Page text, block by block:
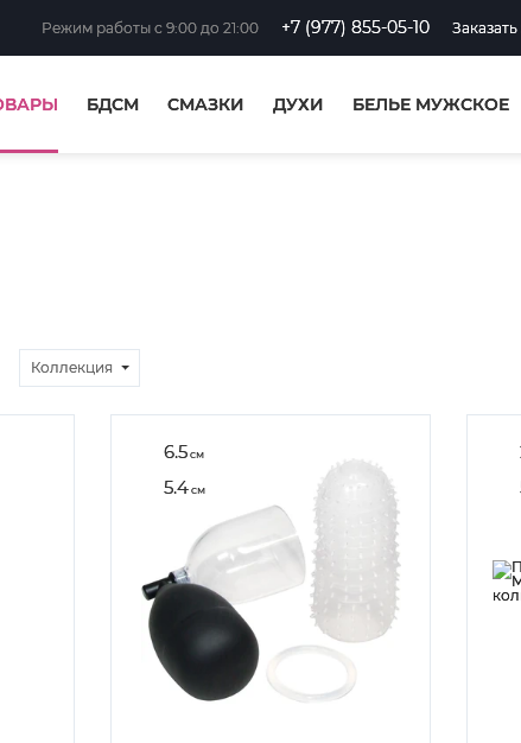
Режим работы с 9:00 до 21:00 +7 (977) 855-05-10
БДСМ СМАЗКИ ДУХИ БЕЛЬЕ МУЖСКОЕ
Коллекция
6.5см
5.4см